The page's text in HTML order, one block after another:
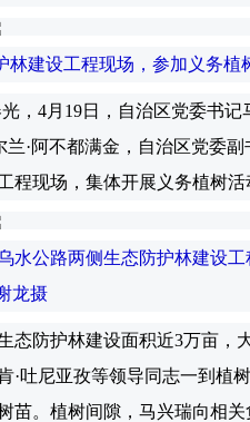
建设工程现场，参加义务
4月19日，自治区党委书记
·阿不都满金，自治区党委
现场，集体开展义务植树活
公路两侧生态防护林建设
龙摄
防护林建设面积近3万亩，
吐尼亚孜等领导同志一到植
。植树间隙，马兴瑞向相